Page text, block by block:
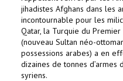
jihadistes Afghans dans les
incontournable pour les
Qatar, la Turquie du
(nouveau Sultan néo-
possessions arabes) a en
dizaines de tonnes
syriens.